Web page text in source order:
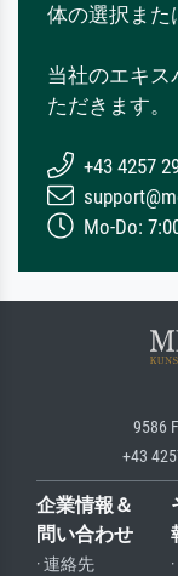
体の選択また
当社のエキス
ただきます。
+43 4257
Mo-Do:
9586
+43
企業情報＆
問い合わせ
· 連絡先